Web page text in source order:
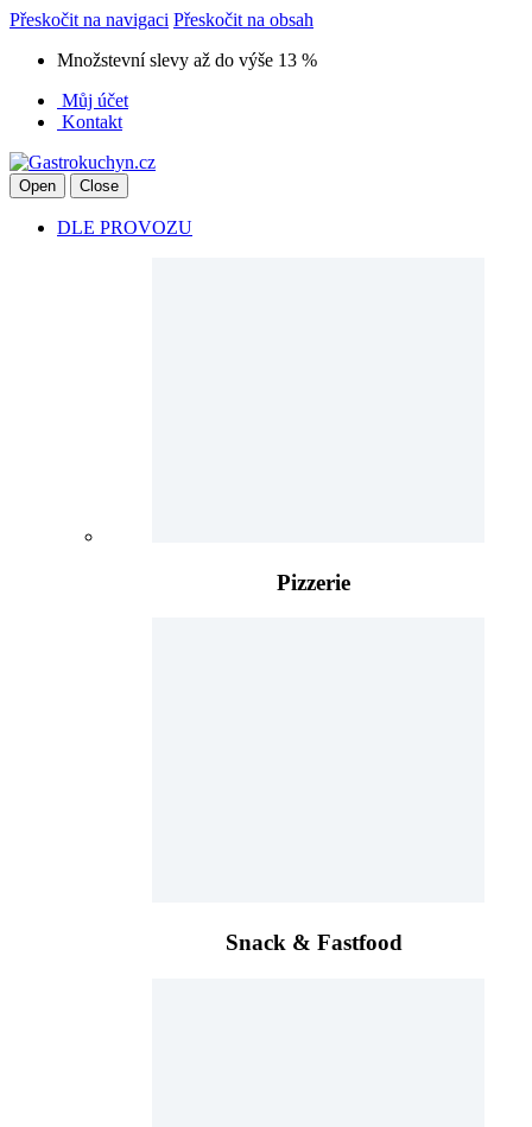
Přeskočit na navigaci Přeskočit na obsah
Množstevní slevy až do výše 13 %
Můj účet
Kontakt
Open Close
DLE PROVOZU
Pizzerie
Snack & Fastfood